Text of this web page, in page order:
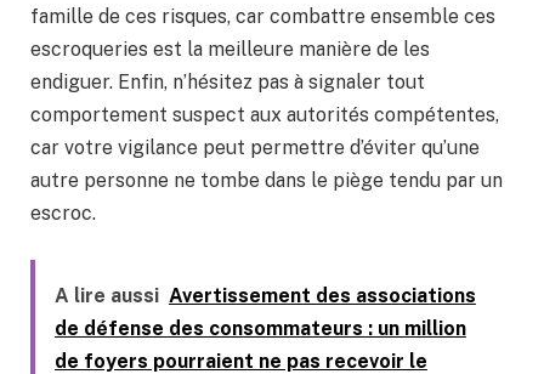
famille de ces risques, car combattre ensemble ces
escroqueries est la meilleure manière de les
endiguer. Enfin, n’hésitez pas à signaler tout
comportement suspect aux autorités compétentes,
car votre vigilance peut permettre d’éviter qu’une
autre personne ne tombe dans le piège tendu par un
escroc.
A lire aussi Avertissement des associations
de défense des consommateurs : un million
de foyers pourraient ne pas recevoir le